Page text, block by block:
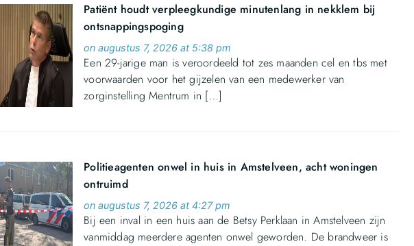
Patiënt houdt verpleegkundige minutenlang in nekklem bij
ontsnappingspoging
on augustus 7, 2026 at 5:38 pm
Een 29-jarige man is veroordeeld tot zes maanden cel en tbs met
voorwaarden voor het gijzelen van een medewerker van
zorginstelling Mentrum in […]
Politieagenten onwel in huis in Amstelveen, acht woningen
ontruimd
on augustus 7, 2026 at 4:27 pm
Bij een inval in een huis aan de Betsy Perklaan in Amstelveen zijn
vanmiddag meerdere agenten onwel geworden. De brandweer is